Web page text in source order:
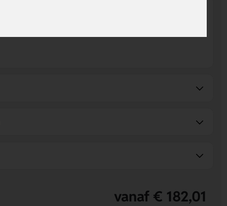
vanaf € 182,01